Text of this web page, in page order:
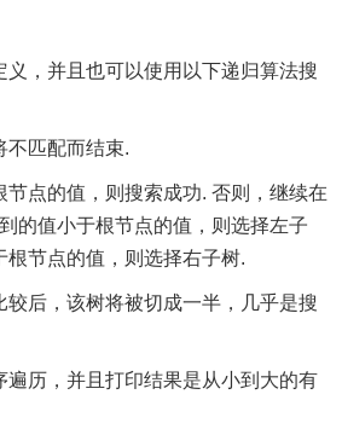
义，并且也可以使用以下递归算法搜
不匹配而结束.
点的值，则搜索成功. 否则，继续在
的值小于根节点的值，则选择左子
节点的值，则选择右子树.
后，该树将被切成一半，几乎是搜
遍历，并且打印结果是从小到大的有